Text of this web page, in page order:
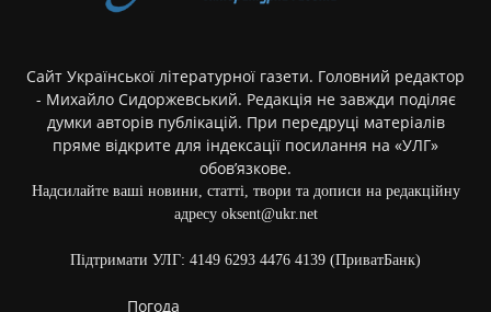
Сайт Української літературної газети. Головний редактор
- Михайло Сидоржевський. Редакція не завжди поділяє
думки авторів публікацій. При передруці матеріалів
пряме відкрите для індексації посилання на «УЛГ»
обов’язкове.
Надсилайте ваші новини, статті, твори та дописи на редакційну
адресу oksent@ukr.net
Підтримати УЛГ: 4149 6293 4476 4139 (ПриватБанк)
Погода